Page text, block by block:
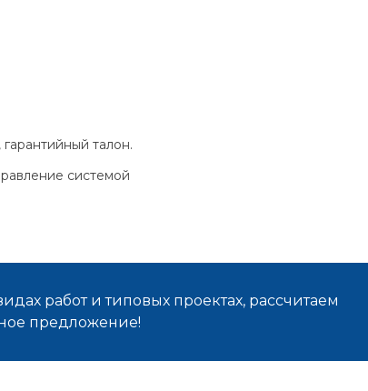
талон.
системой
работ и типовых проектах, рассчитаем
предложение!